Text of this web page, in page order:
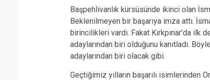
Başpehlivanlık kürsüsünde ikinci olan
Beklenilmeyen bir başarıya imza attı.
birincilikleri vardı. Fakat Kırkpınar’da ilk
adaylarından biri olduğunu kanıtladı.
adaylarından biri olacak gibi.
Geçtiğimiz yılların başarılı isimlerinden